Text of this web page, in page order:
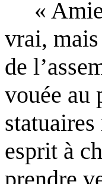
« Amie,
vrai,
de
vouée au
esprit à